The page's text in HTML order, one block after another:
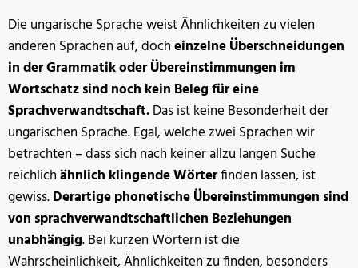
Die ungarische Sprache weist Ähnlichkeiten zu vielen
anderen Sprachen auf, docheinzelne Überschneidungen
in der Grammatik oder Übereinstimmungen im
Wortschatz sind noch kein Beleg für eine
Sprachverwandtschaft.Das ist keine Besonderheit der
ungarischen Sprache. Egal, welche zwei Sprachen wir
betrachten – dass sich nach keiner allzu langen Suche
reichlichähnlich klingende Wörterfinden lassen, ist
gewiss.Derartige phonetische Übereinstimmungen sind
von sprachverwandtschaftlichen Beziehungen
unabhängig. Bei kurzen Wörtern ist die
Wahrscheinlichkeit, Ähnlichkeiten zu finden, besonders